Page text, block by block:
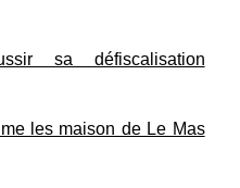
sa défiscalisation
les maison de Le Mas